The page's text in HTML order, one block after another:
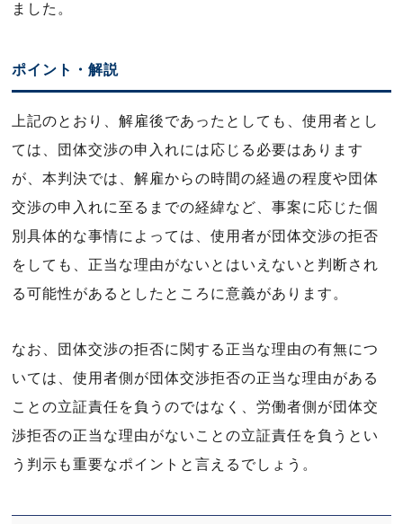
ました。
ポイント・解説
上記のとおり、解雇後であったとしても、使用者とし
ては、団体交渉の申入れには応じる必要はあります
が、本判決では、解雇からの時間の経過の程度や団体
交渉の申入れに至るまでの経緯など、事案に応じた個
別具体的な事情によっては、使用者が団体交渉の拒否
をしても、正当な理由がないとはいえないと判断され
る可能性があるとしたところに意義があります。
なお、団体交渉の拒否に関する正当な理由の有無につ
いては、使用者側が団体交渉拒否の正当な理由がある
ことの立証責任を負うのではなく、労働者側が団体交
渉拒否の正当な理由がないことの立証責任を負うとい
う判示も重要なポイントと言えるでしょう。